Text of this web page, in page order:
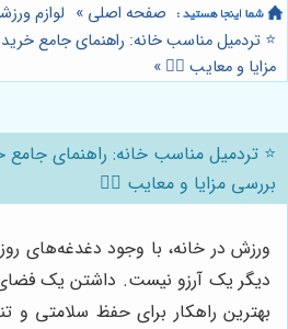
صفحه اصلی » لوازم
⭐️ تردمیل مناسب خانه: راهنمای جامع خرید
مزایا و معایب 🏃‍♀️ »
⭐️ تردمیل مناسب خانه: راهنمای جامع
بررسی مزایا و معایب 🏃‍♀️
ورزش در خانه، با وجود دغدغه‌های
دیگر یک آرزو نیست. داشتن یک
بهترین راهکار برای حفظ سلامتی و